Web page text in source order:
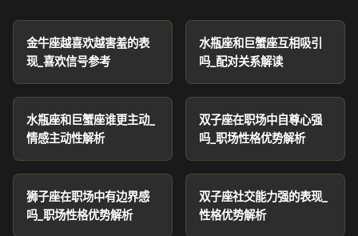
金牛座越喜欢越害羞的表
现_喜欢信号参考
水瓶座和巨蟹座互相吸引
吗_配对关系解读
水瓶座和巨蟹座谁更主动_
情感主动性解析
双子座在职场中自尊心强
吗_职场性格优势解析
狮子座在职场中有边界感
吗_职场性格优势解析
双子座社交能力强的表现_
性格优势解析